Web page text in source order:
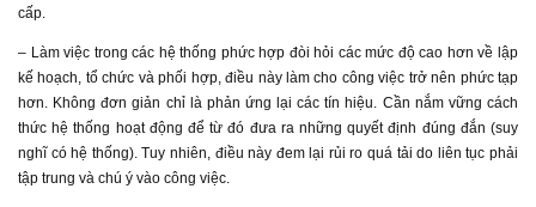
cấp.
– Làm việc trong các hệ thống phức hợp đòi hỏi các mức độ cao hơn về lập
kế hoạch, tổ chức và phối hợp, điều này làm cho công việc trở nên phức tạp
hơn. Không đơn giản chỉ là phản ứng lại các tín hiệu. Cần nắm vững cách
thức hệ thống hoạt động để từ đó đưa ra những quyết định đúng đắn (suy
nghĩ có hệ thống). Tuy nhiên, điều này đem lại rủi ro quá tải do liên tục phải
tập trung và chú ý vào công việc.